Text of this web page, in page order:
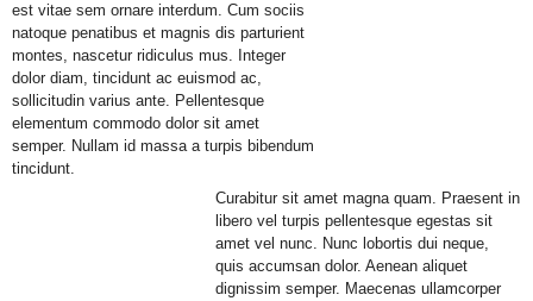
est vitae sem ornare interdum. Cum sociis
natoque penatibus et magnis dis parturient
montes, nascetur ridiculus mus. Integer
dolor diam, tincidunt ac euismod ac,
sollicitudin varius ante. Pellentesque
elementum commodo dolor sit amet
semper. Nullam id massa a turpis bibendum
tincidunt.
Curabitur sit amet magna quam. Praesent in
libero vel turpis pellentesque egestas sit
amet vel nunc. Nunc lobortis dui neque,
quis accumsan dolor. Aenean aliquet
dignissim semper. Maecenas ullamcorper